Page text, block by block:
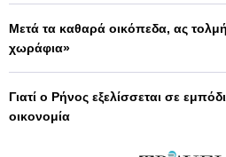
Μετά τα καθαρά οικόπεδα, ας
χωράφια»
Γιατί ο Ρήνος εξελίσσεται σε
οικονομία